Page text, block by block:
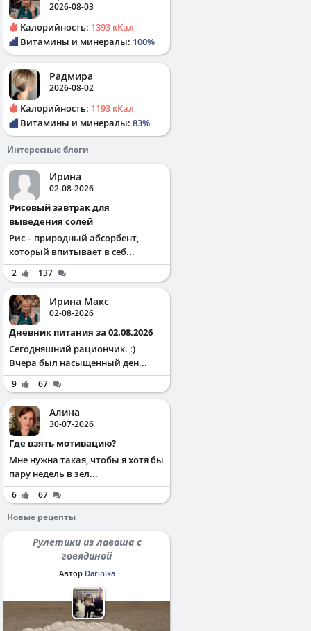
2026-08-03
Калорийность: 1393 кКал
Витамины и минералы: 100%
Радмира
2026-08-02
Калорийность: 1193 кКал
Витамины и минералы: 83%
Интересные блоги
Ирина
02-08-2026
Рисовый завтрак для
выведения солей
Рис – природный абсорбент,
который впитывает в себ...
2 137
Ирина Макс
02-08-2026
Дневник питания за 02.08.2026
Сегодняшний рациончик. :)
Вчера был насыщенный ден...
9 67
Алина
30-07-2026
Где взять мотивацию?
Мне нужна такая, чтобы я хотя бы
пару недель в зел...
6
67
Новые рецепты
Рулетики из лаваша с
говядиной
Автор Darinika